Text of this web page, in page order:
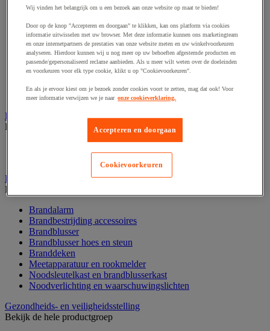
Afzetpaal met band
Afzetpaal met ketting
Afzetpaal met koord
Beschermende afscherming
Beschermende rolbeugel
Modulaire afscherming
Muurhouder met riem
Signaalketting
Bescherming en demper
Bekijk de hele productgroep
Brandpreventie
Bekijk de hele productgroep
Brandalarm
Brandbestrijding accessoires
Brandblusser
Brandblusser hoes en steun
Branddeken
Meetapparatuur en rookmelder
Noodsleutelkast en brandblusserkast
Noodverlichting en waarschuwingslichten
Gezondheids- en veiligheidsstelling
Bekijk de hele productgroep
Wij vinden het belangrijk om u een bezoek aan onze website op maat te bieden!
Door op de knop "Accepteren en doorgaan" te klikken, kan ons platform via cookies
informatie uitwisselen met uw browser. Met deze informatie kunnen ons marketingteam
en onze internetpartners de prestaties van onze website meten en uw winkelvoorkeuren
analyseren. Hierdoor kunnen wij u nog meer op uw behoeften afgestemde producten en
passende/gepersonaliseerd reclame aanbieden. Als u meer wilt weten over de doeleinden
en voorkeuren voor elk type cookie, klikt u op "Cookievoorkeuren".
En als je ervoor kiest om je bezoek zonder cookies voort te zetten, mag dat ook! Voor
meer informatie verwijzen we je naar onze cookieverklaring.
Accepteren en doorgaan
Cookievoorkeuren